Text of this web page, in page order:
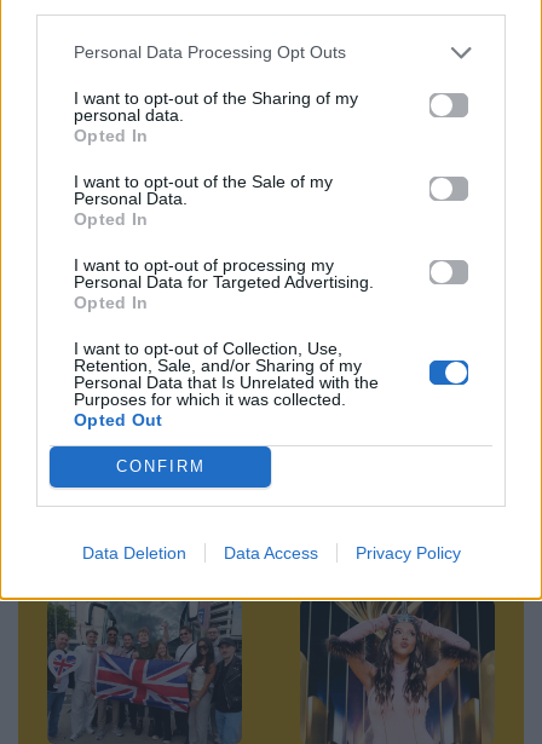
Personal Data Processing Opt Outs
I want to opt-out of the Sharing of my
personal data.
Opted In
I want to opt-out of the Sale of my
Personal Data.
Opted In
I want to opt-out of processing my
Personal Data for Targeted Advertising.
Opted In
I want to opt-out of Collection, Use,
Retention, Sale, and/or Sharing of my
Personal Data that Is Unrelated with the
Purposes for which it was collected.
Opted Out
CONFIRM
Data Deletion Data Access Privacy Policy
ακολουθήστε μας στοInstagram.
καθαριότητα
News
Mad.gr στο MSN
Μοιράσου αυτό το άρθρο
Προηγούμενο Επόμενο